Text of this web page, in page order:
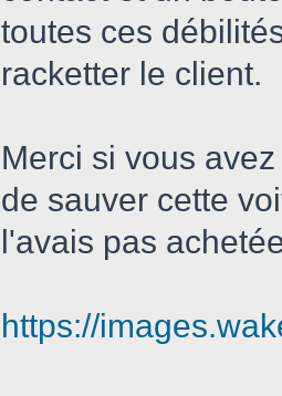
toutes ces
racketter le client.
Merci si vous
de sauver cette
l'avais pas
https://